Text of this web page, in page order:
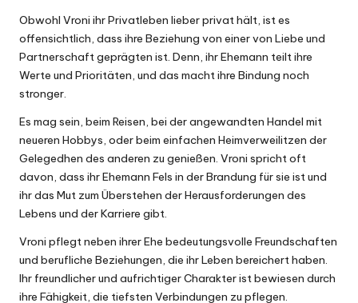
Obwohl Vroni ihr Privatleben lieber privat hält, ist es
offensichtlich, dass ihre Beziehung von einer von Liebe und
Partnerschaft geprägten ist. Denn, ihr Ehemann teilt ihre
Werte und Prioritäten, und das macht ihre Bindung noch
stronger.
Es mag sein, beim Reisen, bei der angewandten Handel mit
neueren Hobbys, oder beim einfachen Heimverweilitzen der
Gelegedhen des anderen zu genießen. Vroni spricht oft
davon, dass ihr Ehemann Fels in der Brandung für sie ist und
ihr das Mut zum Überstehen der Herausforderungen des
Lebens und der Karriere gibt.
Vroni pflegt neben ihrer Ehe bedeutungsvolle Freundschaften
und berufliche Beziehungen, die ihr Leben bereichert haben.
Ihr freundlicher und aufrichtiger Charakter ist bewiesen durch
ihre Fähigkeit, die tiefsten Verbindungen zu pflegen.